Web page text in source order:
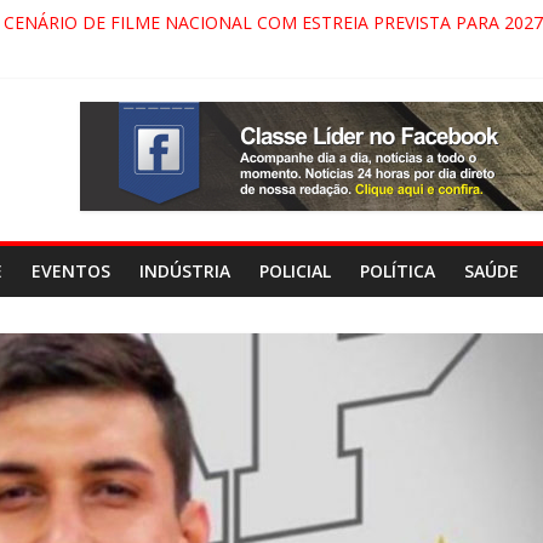
DE FILME NACIONAL COM ESTREIA PREVISTA PARA
NA DUTRA SERÁ BLOQUEADO NO FIM DE SEMANA;
E QUELUZ NA RETA FINAL PELA FÁBRICA DA
EVENTOS INDÚSTRIA POLICIAL POLÍTICA SAÚDE